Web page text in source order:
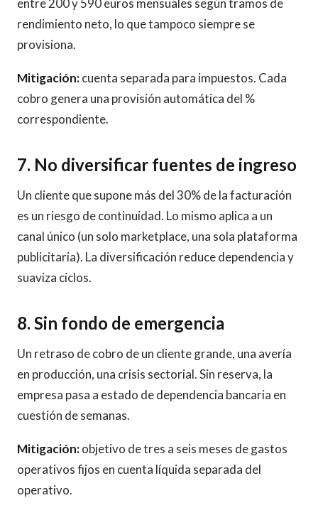
entre 200 y 590 euros mensuales según tramos de
rendimiento neto, lo que tampoco siempre se
provisiona.
Mitigación:cuenta separada para impuestos. Cada
cobro genera una provisión automática del %
correspondiente.
7. No diversificar fuentes de ingreso
Un cliente que supone más del 30% de la facturación
es un riesgo de continuidad. Lo mismo aplica a un
canal único (un solo marketplace, una sola plataforma
publicitaria). La diversificación reduce dependencia y
suaviza ciclos.
8. Sin fondo de emergencia
Un retraso de cobro de un cliente grande, una avería
en producción, una crisis sectorial. Sin reserva, la
empresa pasa a estado de dependencia bancaria en
cuestión de semanas.
Mitigación:objetivo de tres a seis meses de gastos
operativos fijos en cuenta líquida separada del
operativo.